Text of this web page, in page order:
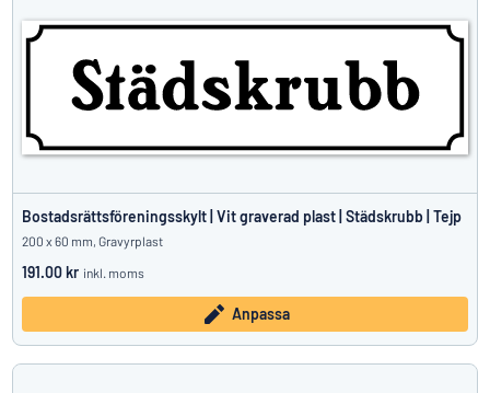
Bostadsrättsföreningsskylt | Vit graverad plast | Städskrubb | Tejp
200 x 60 mm, Gravyrplast
191.00 kr inkl. moms
Anpassa